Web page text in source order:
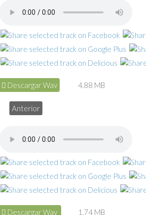
Descargar Wav 4.88 MB
Descargar Wav 1.74 MB
Anterior